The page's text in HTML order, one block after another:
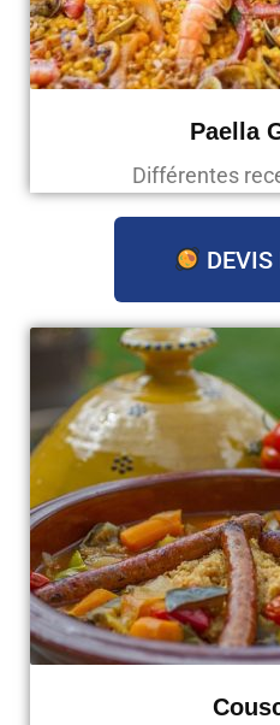
Paella
Différentes